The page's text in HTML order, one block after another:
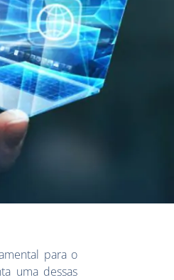
para o
uma dessas